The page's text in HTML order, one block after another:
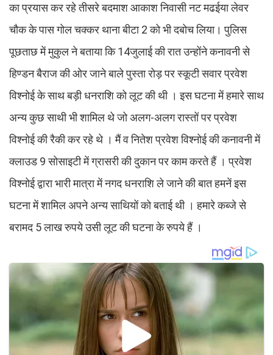
का प्रयास कर रहे तीसरे बदमाश आकाश निवासी नट मढईया लेवर
चौक के पास गोल चक्कर थाना बीटा 2 को भी दबोच लिया। पुलिस
पूछताछ में मुकुल ने बताया कि 14जुलाई की रात उन्होंने कनावनी से
हिण्डन बैराज की ओर जाने बाले पुस्ता रोड़ पर स्कूटी सवार प्रवेश
विश्नोई के साथ बड़ी धनराशि को लूट की थी । इस घटना में हमारे साथ
अन्य कुछ साथी भी शामिल थे जो अलग-अलग रास्तों पर प्रवेश
विश्नोई की रैकी कर रहे थे । मैं व नितेश प्रवेश विश्नोई की कनावनी में
क्लाउड 9 सोसाइटी में ग्रासरी की दुकान पर काम करते हैं । प्रवेश
विश्नोई द्वारा भारी मात्रा में नगद धनराशि ले जाने की बात हमनें इस
घटना में शामिल अपने अन्य साथियों को बताई थी । हमारे कब्जे से
बरामद 5 लाख रुपये उसी लूट की घटना के रुपये हैं ।